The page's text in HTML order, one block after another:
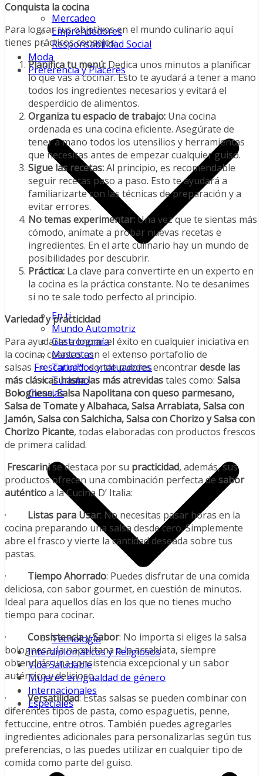
Mercadeo
Emprendedores
Responsabilidad Social
Moda
Preferencia y Placeres
En ti
Mundo Automotriz
Gastronomía
Mascotas
Tatuados y tatuadores
Turismo
Ciencias
Tecnología
Interdiplomáticos y Religiosos
Vida Saludable
Mujeres en igualdad de género
Internacionales
Especiales
Conquista la cocina
Para lograr tus objetivos en el mundo culinario aquí
tienes prácticos consejos:
Planifica tu menú: Dedica unos minutos a planificar
lo que vas a cocinar. Esto te ayudará a tener a mano
todos los ingredientes necesarios y evitará el
desperdicio de alimentos.
Organiza tu espacio de trabajo: Una cocina
ordenada es una cocina eficiente. Asegúrate de
tener a mano todos los utensilios y herramientas
que necesitas antes de empezar cualquier guiso.
Sigue las recetas:Al principio, es recomendable
seguir recetas paso a paso. Esto te ayudará a
familiarizarte con las técnicas de preparación y a
evitar errores.
No temas experimentar:Una vez que te sientas más
cómodo, anímate a probar nuevas recetas e
ingredientes. En el arte culinario hay un mundo de
posibilidades por descubrir.
Práctica: La clave para convertirte en un experto en
la cocina es la práctica constante. No te desanimes
si no te sale todo perfecto al principio.
Variedad y practicidad
Para ayudarte a lograr el éxito en cualquier iniciativa en
la cocina, cuentas con el extenso portafolio de
salsas Frescarini™, donde puedes encontrardesde las
más clásicas hasta las más atrevidastales como: Salsa
Bolognesa, Salsa Napolitana con queso parmesano,
Salsa de Tomate y Albahaca, Salsa Arrabiata, Salsa con
Jamón, Salsa con Salchicha, Salsa con Chorizo y Salsa con
Chorizo Picante, todas elaboradas con productos frescos
de primera calidad.
Frescarinise destaca por su practicidad, además, sus
productos ofrecen una combinación perfecta de sabor
auténticoa la Cucina D’ Italia:
· Listas para Usar: No necesitas pasar horas en la
cocina preparando una salsa desde cero. Simplemente
abre el frasco y vierte la cantidad deseada sobre tus
pastas.
· Tiempo Ahorrado: Puedes disfrutar de una comida
deliciosa, con sabor gourmet, en cuestión de minutos.
Ideal para aquellos días en los que no tienes mucho
tiempo para cocinar.
· Consistencia y Sabor: No importa si eliges la salsa
bolognesa, la napolitana o la arrabiata, siempre
obtendrás una consistencia excepcional y un sabor
auténtico y delicioso.
· Versatilidad: Estas salsas se pueden combinar con
diferentes tipos de pasta, como espaguetis, penne,
fettuccine, entre otros. También puedes agregarles
ingredientes adicionales para personalizarlas según tus
preferencias, o las puedes utilizar en cualquier tipo de
comida como parte del guiso.